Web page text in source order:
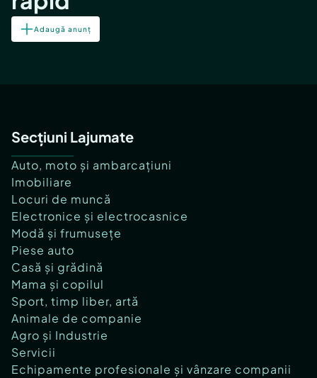
Adaugă anunț
Secțiuni Lajumate
Auto, moto și ambarcațiuni
Imobiliare
Locuri de muncă
Electronice și electrocasnice
Modă și frumusețe
Piese auto
Casă și grădină
Mama și copilul
Sport, timp liber, artă
Animale de companie
Agro și Industrie
Servicii
Echipamente profesionale și vânzare companii